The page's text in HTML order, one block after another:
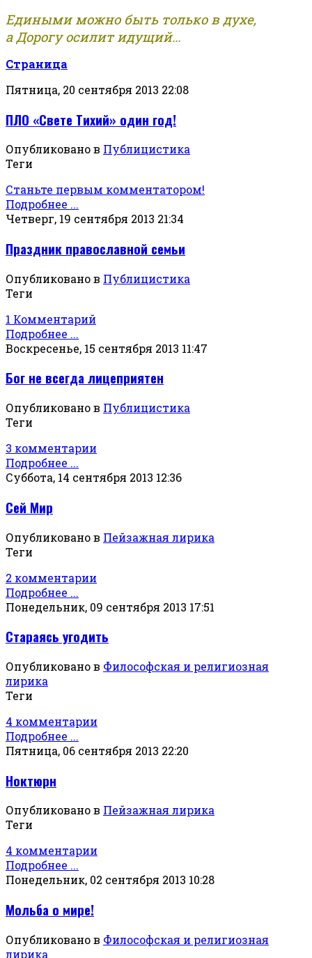
Едиными можно быть только в духе,
а Дорогу осилит идущий...
Страница
Пятница, 20 сентября 2013 22:08
ПЛО «Свете Тихий» один год!
Опубликовано в Публицистика
Теги
Станьте первым комментатором!
Подробнее ...
Четверг, 19 сентября 2013 21:34
Праздник православной семьи
Опубликовано в Публицистика
Теги
1 Комментарий
Подробнее ...
Воскресенье, 15 сентября 2013 11:47
Бог не всегда лицеприятен
Опубликовано в Публицистика
Теги
3 комментарии
Подробнее ...
Суббота, 14 сентября 2013 12:36
Сей Мир
Опубликовано в Пейзажная лирика
Теги
2 комментарии
Подробнее ...
Понедельник, 09 сентября 2013 17:51
Стараясь угодить
Опубликовано в Философская и религиозная
лирика
Теги
4 комментарии
Подробнее ...
Пятница, 06 сентября 2013 22:20
Ноктюрн
Опубликовано в Пейзажная лирика
Теги
4 комментарии
Подробнее ...
Понедельник, 02 сентября 2013 10:28
Мольба о мире!
Опубликовано в Философская и религиозная
лирика